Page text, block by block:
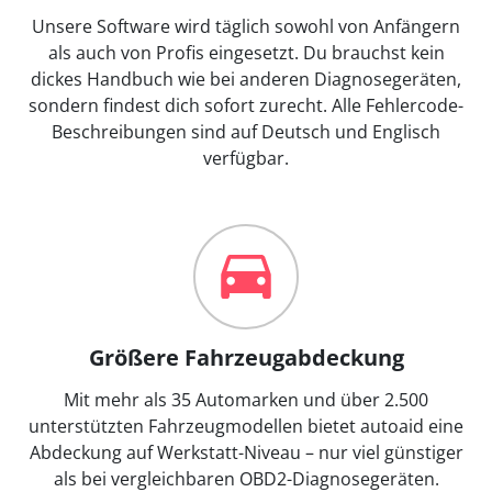
Unsere Software wird täglich sowohl von Anfängern
als auch von Profis eingesetzt. Du brauchst kein
dickes Handbuch wie bei anderen Diagnosegeräten,
sondern findest dich sofort zurecht. Alle Fehlercode-
Beschreibungen sind auf Deutsch und Englisch
verfügbar.
Größere Fahrzeugabdeckung
Mit mehr als 35 Automarken und über 2.500
unterstützten Fahrzeugmodellen bietet autoaid eine
Abdeckung auf Werkstatt-Niveau – nur viel günstiger
als bei vergleichbaren OBD2-Diagnosegeräten.